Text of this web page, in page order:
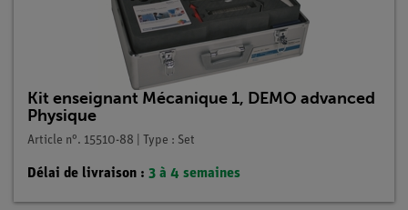
Kit enseignant Mécanique 1, DEMO advanced
Physique
Article n°. 15510-88 | Type : Set
Délai de livraison : 3 à 4 semaines